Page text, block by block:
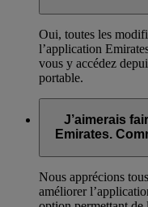
Oui, toutes les
l’application
vous y accédez
portable.
J’aimerais
Emirates.
Nous apprécions
améliorer